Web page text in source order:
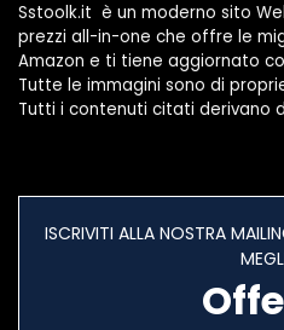
Sstoolk.it è un moderno sito
prezzi all-in-one che offre le
Amazon e ti tiene aggiornato
Tutte le immagini sono di
Tutti i contenuti citati derivano
ISCRIVITI ALLA NOSTRA